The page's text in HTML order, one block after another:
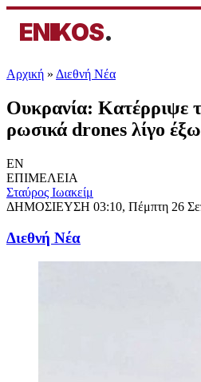
ENIKOS.
Αρχική » Διεθνή Νέα
Ουκρανία: Κατέρριψε
ρωσικά drones λίγο
EN
ΕΠΙΜΕΛΕΙΑ
Σταύρος Ιωακείμ
ΔΗΜΟΣΙΕΥΣΗ 03:10, Πέμπτη 26
Διεθνή Νέα